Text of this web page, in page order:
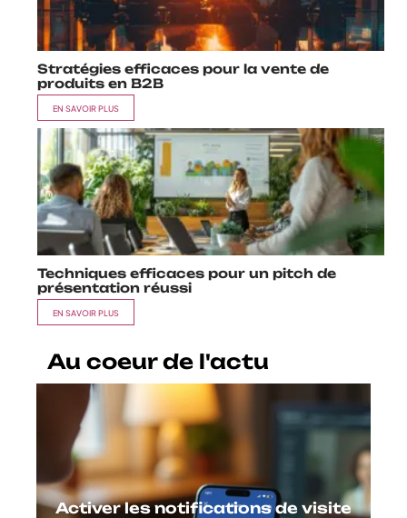
Stratégies efficaces pour la vente de
produits en B2B
EN SAVOIR PLUS
Techniques efficaces pour un pitch de
présentation réussi
EN SAVOIR PLUS
Au coeur de l'actu
Activer les notifications de visite